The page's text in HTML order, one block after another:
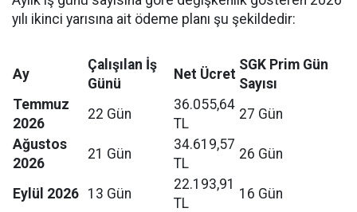
yılı ikinci yarısına ait ödeme planı şu şekildedir:
Ay
Çalışılan İş
Günü
Net Ücret
SGK Prim Gün
Sayısı
Temmuz
2026
22 Gün
36.055,64
TL
27 Gün
Ağustos
2026
21 Gün
34.619,57
TL
26 Gün
Eylül 2026 13 Gün
22.193,91
TL
16 Gün